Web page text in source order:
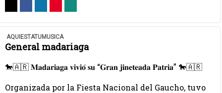
AQUIESTATUMUSICA
General madariaga
🐎🇦🇷 𝐌𝐚𝐝𝐚𝐫𝐢𝐚𝐠𝐚 𝐯𝐢𝐯𝐢𝐨́ 𝐬𝐮 “𝐆𝐫𝐚𝐧 𝐣𝐢𝐧𝐞𝐭𝐞𝐚𝐝𝐚 𝐏𝐚𝐭𝐫𝐢𝐚” 🐎🇦🇷
Organizada por la Fiesta Nacional del Gaucho, tuvo